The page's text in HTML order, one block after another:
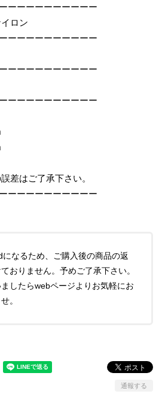
ーーーーーーーーーー
ロン
ーーーーーーーーーー
ーーーーーーーーーー
ーーーーーーーーーー
差はご了承下さい。
ーーーーーーーーーー
になるため、ご購入後の商品の返
おりません。予めご了承下さい。
したらwebページよりお気軽にお
。
通報する